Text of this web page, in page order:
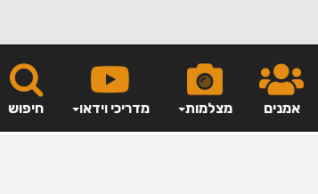
חיפוש מדריכי וידאו מצלמות אמנים